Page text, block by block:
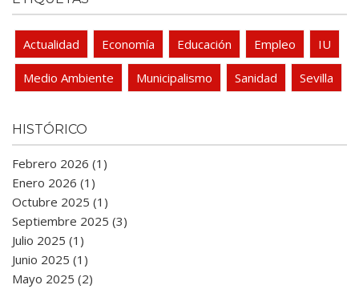
Actualidad Economía Educación Empleo IU
Medio Ambiente Municipalismo Sanidad Sevilla
HISTÓRICO
Febrero 2026 (1)
Enero 2026 (1)
Octubre 2025 (1)
Septiembre 2025 (3)
Julio 2025 (1)
Junio 2025 (1)
Mayo 2025 (2)